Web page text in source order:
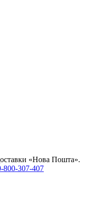
«Нова Пошта».
800-307-407